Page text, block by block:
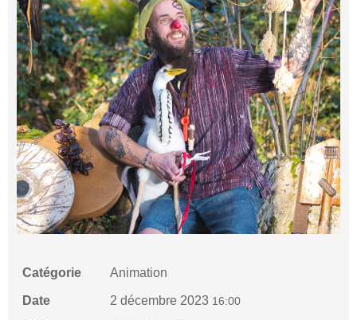
Catégorie Animation
Date 2 décembre 2023 16:00